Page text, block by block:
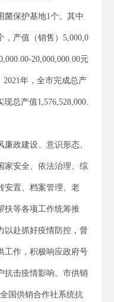
菌保护基地1个。其中
，产值（销售）5,000,0
20,000,000.00元
2021年，全市完成总产
总产值1,576,528,000.
政建设、意识形态、
家安全、依法治理、综
安置、档案管理、老
扶等各项工作统筹推
以赴抓好疫情防控，督
工作，积极响应政府号
抗击疫情影响。市供销
国供销合作社系统抗